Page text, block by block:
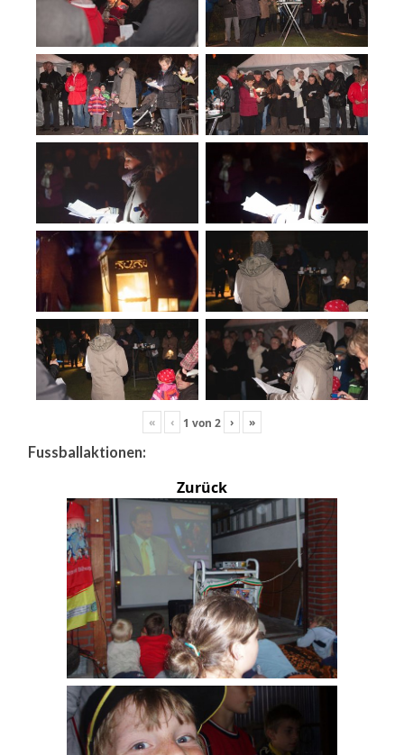
« ‹ 1 von 2 › »
Fussballaktionen:
Zurück